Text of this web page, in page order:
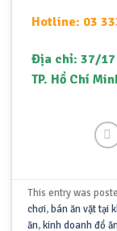
Hotline: 03
Địa chỉ: 37/17
TP. Hồ Chí
This entry was
chơi, bán ăn vặt tại
ăn, kinh doanh đồ